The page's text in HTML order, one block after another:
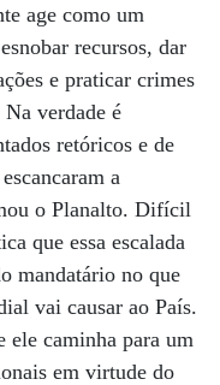
age como um
recursos, dar
e praticar crimes
verdade é
retóricos e de
a
o Planalto. Difícil
que essa escalada
mandatário no que
vai causar ao País.
ele caminha para um
em virtude do